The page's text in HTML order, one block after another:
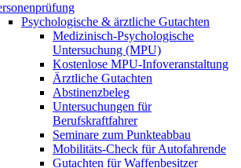
Psychologische & ärztliche Gutachten
Medizinisch-Psychologische
Untersuchung (MPU)
Kostenlose MPU-Infoveranstaltung
Ärztliche Gutachten
Abstinenzbeleg
Untersuchungen für
Berufskraftfahrer
Seminare zum Punkteabbau
Mobilitäts-Check für Autofahrende
Gutachten für Waffenbesitzer